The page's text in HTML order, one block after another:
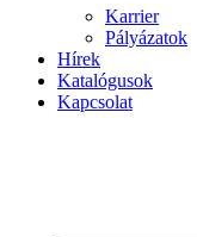
Karrier
Pályázatok
Hírek
Katalógusok
Kapcsolat